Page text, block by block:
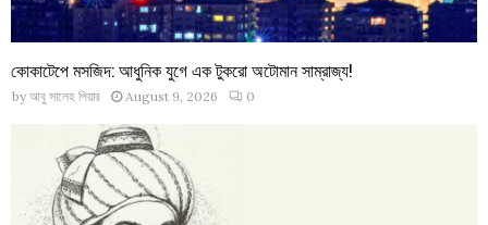
কোকাটেপে মসজিদ: আধুনিক যুগে এক টুকরো অটোমান সাম্রাজ্য!
by আবু সালেহ পিয়ার August 9, 2026 0